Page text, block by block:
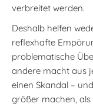
verbreitet werden.
Deshalb helfen
reflexhafte
problematische
andere macht aus
einen Skandal –
größer machen, als